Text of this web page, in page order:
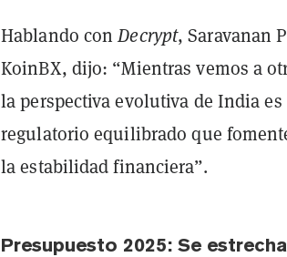
Hablando conDecrypt, Saravanan
KoinBX, dijo: “Mientras vemos a
la perspectiva evolutiva de India
regulatorio equilibrado que
la estabilidad financiera”.
Presupuesto 2025: Se